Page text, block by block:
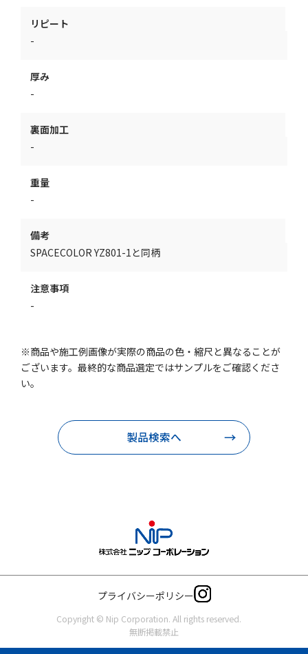
リピート
-
厚み
-
裏面加工
-
重量
-
備考
SPACECOLOR YZ801-1と同柄
注意事項
-
※商品や施工例画像が実際の商品の色・縮尺と異なることが
ございます。最終的な商品選定ではサンプルをご確認くださ
い。
製品検索へ
プライバシーポリシー
Copyright © Nip Corporation. All rights reserved.
無断掲載禁止